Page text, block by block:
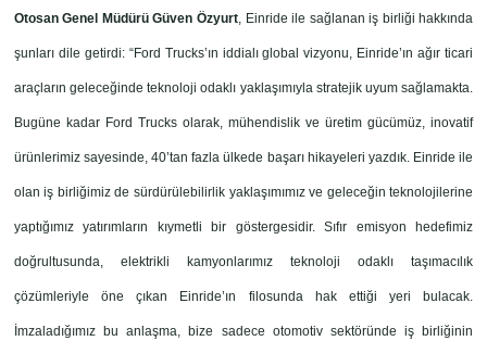
Otosan Genel Müdürü Güven Özyurt, Einride ile sağlanan iş birliği hakkında
şunları dile getirdi: “Ford Trucks’ın iddialı global vizyonu, Einride’ın ağır ticari
araçların geleceğinde teknoloji odaklı yaklaşımıyla stratejik uyum sağlamakta.
Bugüne kadar Ford Trucks olarak, mühendislik ve üretim gücümüz, inovatif
ürünlerimiz sayesinde, 40’tan fazla ülkede başarı hikayeleri yazdık. Einride ile
olan iş birliğimiz de sürdürülebilirlik yaklaşımımız ve geleceğin teknolojilerine
yaptığımız yatırımların kıymetli bir göstergesidir. Sıfır emisyon hedefimiz
doğrultusunda, elektrikli kamyonlarımız teknoloji odaklı taşımacılık
çözümleriyle öne çıkan Einride’ın filosunda hak ettiği yeri bulacak.
İmzaladığımız bu anlaşma, bize sadece otomotiv sektöründe iş birliğinin